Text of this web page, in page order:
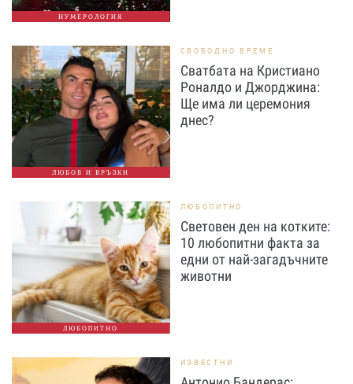
НУМЕРОЛОГИЯ
ЛЮБОВ И ВРЪЗКИ
СВОБОДНО ВРЕМЕ
Сватбата на Кристиано
Роналдо и Джорджина:
Ще има ли церемония
днес?
ЛЮБОПИТНО
ЛЮБОПИТНО
Световен ден на котките:
10 любопитни факта за
едни от най-загадъчните
животни
ИЗВЕСТНИ